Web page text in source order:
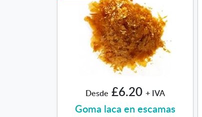
Desde £6.20 + IVA
Goma laca en escamas